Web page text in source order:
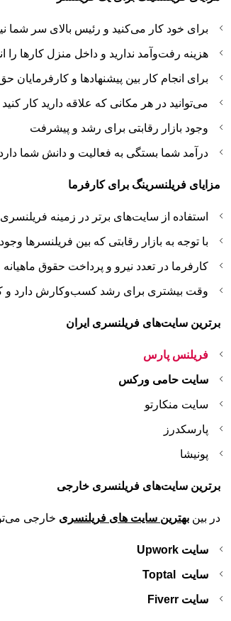
برای خود کار می‌کنید و رئیس بالای سر شما
هزینه رفت‌وآمد ندارید و داخل منزل کارها را
برای انجام کار بین پیشنهادها و کارفرمایان
می‌توانید در هر مکانی که علاقه دارید کار کنید
وجود بازار رقابتی برای رشد و پیشرفت
درآمد شما بستگی به فعالیت و دانش شما دارد
مزایای فریلنسرینگ برای کارفرما
استفاده از سایت‌های برتر در زمینه
با توجه‌ به بازار رقابتی که بین فریلنسرها
کارفرما در تعدد نیرو و پرداخت حقوق
وقت بیشتری برای رشد کسب‌وکارش دارد و
برترین سایت‌های فریلنسری ایران
فریلنس پارس
سایت حامی ورکس
سایت منکارتو
پارسکدرز
پونیشا
برترین سایت‌های فریلنسری خارجی
در بین بهترین سایت های فریلنسری خارجی
سایت Upwork
سایت Toptal
سایت Fiverr